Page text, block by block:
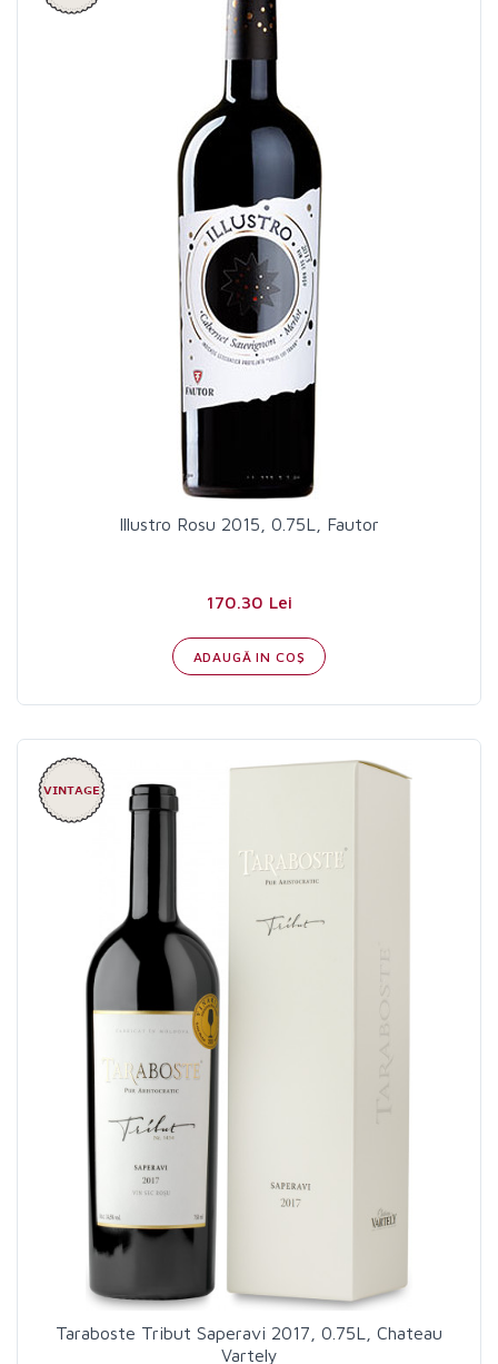
Illustro Rosu 2015, 0.75L, Fautor
170.30 Lei
ADAUGĂ IN COŞ
Taraboste Tribut Saperavi 2017, 0.75L, Chateau
Vartely